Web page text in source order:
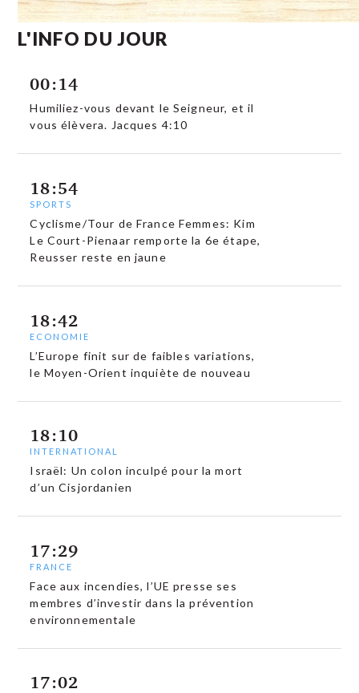
L'INFO DU JOUR
00:14
Humiliez-vous devant le Seigneur, et il
vous élèvera. Jacques 4:10
18:54
SPORTS
Cyclisme/Tour de France Femmes: Kim
Le Court-Pienaar remporte la 6e étape,
Reusser reste en jaune
18:42
ECONOMIE
L’Europe finit sur de faibles variations,
le Moyen-Orient inquiète de nouveau
18:10
INTERNATIONAL
Israël: Un colon inculpé pour la mort
d’un Cisjordanien
17:29
FRANCE
Face aux incendies, l’UE presse ses
membres d’investir dans la prévention
environnementale
17:02